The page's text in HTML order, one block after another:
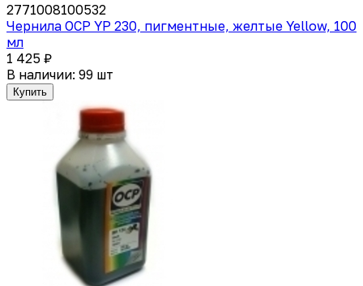
2771008100532
Чернила OCP YP 230, пигментные, желтые Yellow, 100
мл
1 425 ₽
В наличии: 99 шт
Купить